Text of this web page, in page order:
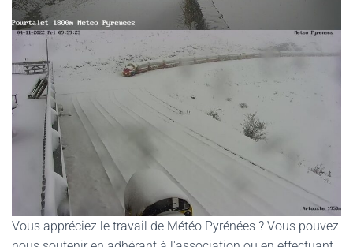
Vous appréciez le travail de Météo Pyrénées ? Vous pouvez